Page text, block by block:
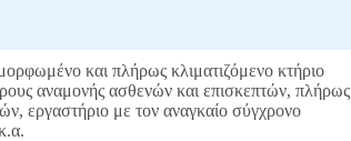
και πλήρως κλιματιζόμενο κτήριο
αναμονής ασθενών και επισκεπτών, πλήρως
εργαστήριο με τον αναγκαίο σύγχρονο